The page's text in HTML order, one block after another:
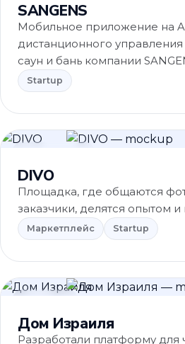
SANGENS
Мобильное приложение на
дистанционного
саун и бань компании
Startup
DIVO
Площадка, где общаются
заказчики, делятся опытом
Маркетплейс Startup
Дом Израиля
Разработали платформу для